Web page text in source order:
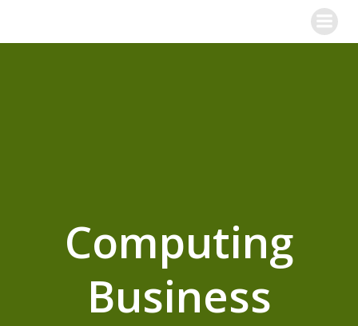
springen
Computing
Business